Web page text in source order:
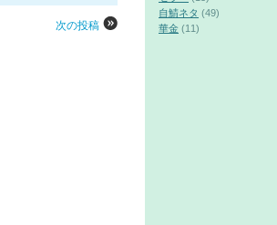
次の投稿
自鯖ネタ (49)
華金 (11)